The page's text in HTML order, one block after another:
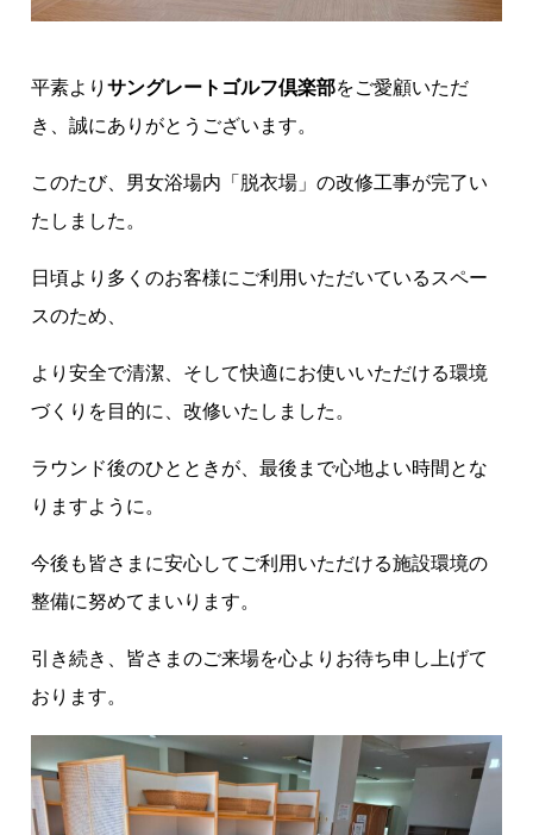
平素よりサングレートゴルフ倶楽部をご愛顧いただ
き、誠にありがとうございます。
このたび、男女浴場内「脱衣場」の改修工事が完了い
たしました。
日頃より多くのお客様にご利用いただいているスペー
スのため、
より安全で清潔、そして快適にお使いいただける環境
づくりを目的に、改修いたしました。
ラウンド後のひとときが、最後まで心地よい時間とな
りますように。
今後も皆さまに安心してご利用いただける施設環境の
整備に努めてまいります。
引き続き、皆さまのご来場を心よりお待ち申し上げて
おります。